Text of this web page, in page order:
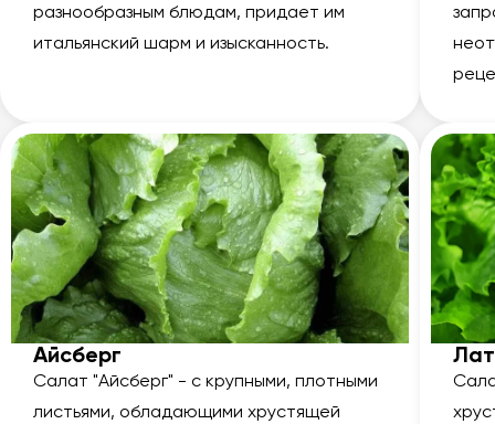
разнообразным блюдам, придает им
итальянский шарм и изысканность.
Айсберг
Салат "Айсберг" - с крупными, плотными
листьями, обладающими хрустящей